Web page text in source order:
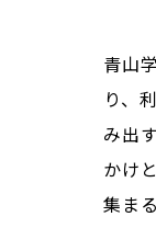
青山
り、
み出
かけ
集ま